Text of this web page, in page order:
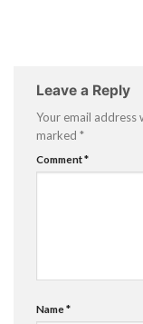
Leave a Reply
Your email address
marked *
Comment*
Name*